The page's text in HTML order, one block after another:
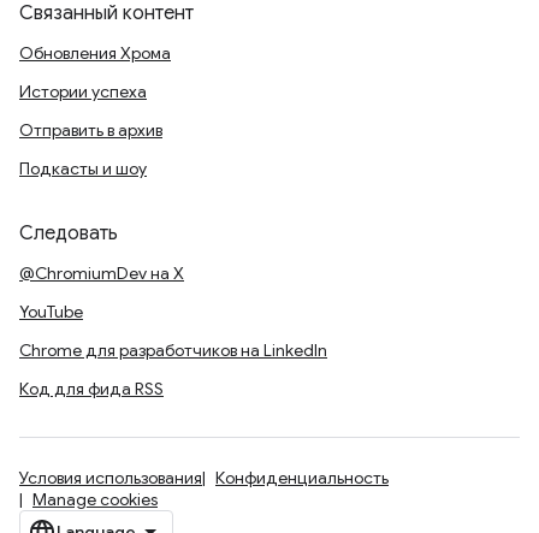
Связанный контент
Обновления Хрома
Истории успеха
Отправить в архив
Подкасты и шоу
Следовать
@ChromiumDev на X
YouTube
Chrome для разработчиков на LinkedIn
Код для фида RSS
Условия использования
Конфиденциальность
Manage cookies